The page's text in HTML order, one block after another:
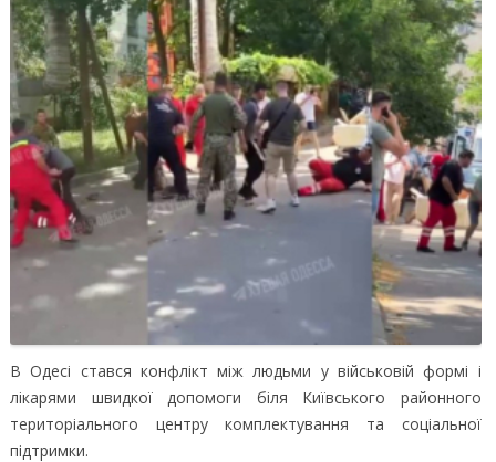
В Одесі стався конфлікт між людьми у військовій формі і
лікарями швидкої допомоги біля Київського районного
територіального центру комплектування та соціальної
підтримки.